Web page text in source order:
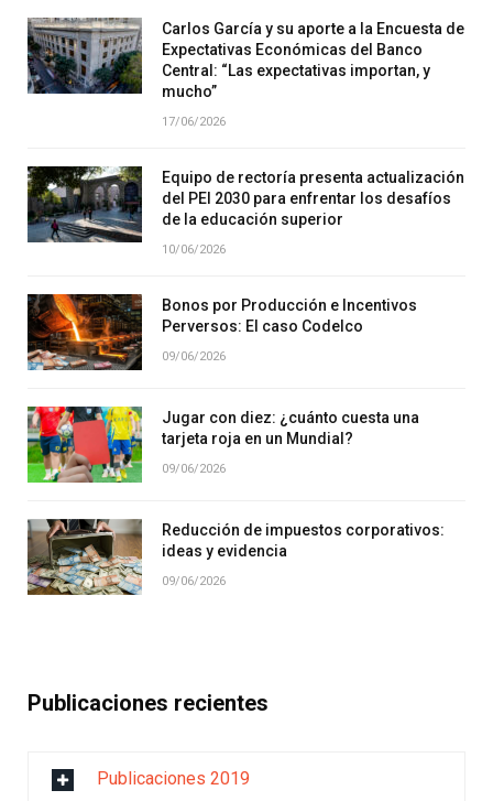
Carlos García y su aporte a la Encuesta de
Expectativas Económicas del Banco
Central: “Las expectativas importan, y
mucho”
17/06/2026
Equipo de rectoría presenta actualización
del PEI 2030 para enfrentar los desafíos
de la educación superior
10/06/2026
Bonos por Producción e Incentivos
Perversos: El caso Codelco
09/06/2026
Jugar con diez: ¿cuánto cuesta una
tarjeta roja en un Mundial?
09/06/2026
Reducción de impuestos corporativos:
ideas y evidencia
09/06/2026
Publicaciones recientes
Publicaciones 2019